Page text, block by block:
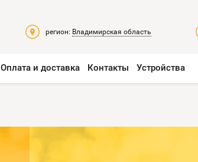
регион: Владимирская область
Оплата и доставка Контакты Устройства